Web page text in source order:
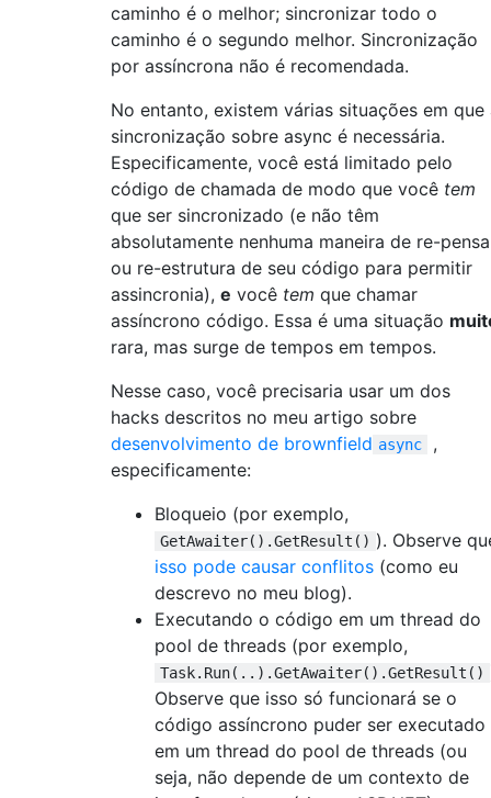
caminho é o melhor; sincronizar todo o
caminho é o segundo melhor. Sincronização
por assíncrona não é recomendada.
No entanto, existem várias situações em que
sincronização sobre async é necessária.
Especificamente, você está limitado pelo
código de chamada de modo que você tem
que ser sincronizado (e não têm
absolutamente nenhuma maneira de re-
ou re-estrutura de seu código para permitir
assincronia), e você tem que chamar
assíncrono código. Essa é uma situação
rara, mas surge de tempos em tempos.
Nesse caso, você precisaria usar um dos
hacks descritos no meu artigo sobre
desenvolvimento de brownfield async
,
especificamente:
Bloqueio (por exemplo,
GetAwaiter().GetResult() ). Observe
isso pode causar conflitos (como eu
descrevo no meu blog).
Executando o código em um thread do
pool de threads (por exemplo,
Task.Run(..).GetAwaiter().GetResult()
Observe que isso só funcionará se o
código assíncrono puder ser executado
em um thread do pool de threads (ou
seja, não depende de um contexto de